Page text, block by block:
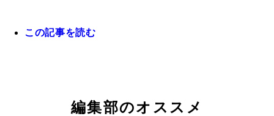
この記事を読む
編集部のオススメ